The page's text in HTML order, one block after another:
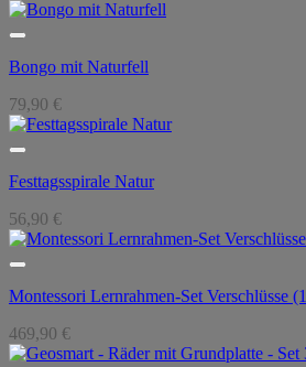
Bongo mit Naturfell
79,90 €
Festtagsspirale Natur
56,90 €
Montessori Lernrahmen-Set Verschlüsse
469,90 €